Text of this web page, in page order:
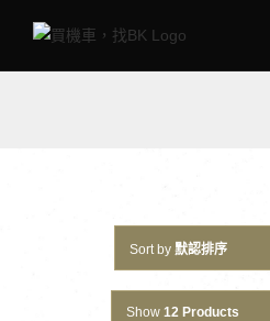
Sort by 默認排序
Show 12 Products